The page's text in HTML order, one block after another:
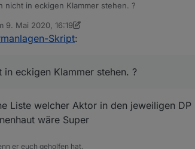
nicht in eckigen Klammer stehen. ?
9. Mai 2020, 16:19
von sigi2345. Sept. 2020, 18:21
Skript:
in eckigen Klammer stehen. ?
Liste welcher Aktor in den jeweiligen DP
wäre Super
er euch geholfen hat.